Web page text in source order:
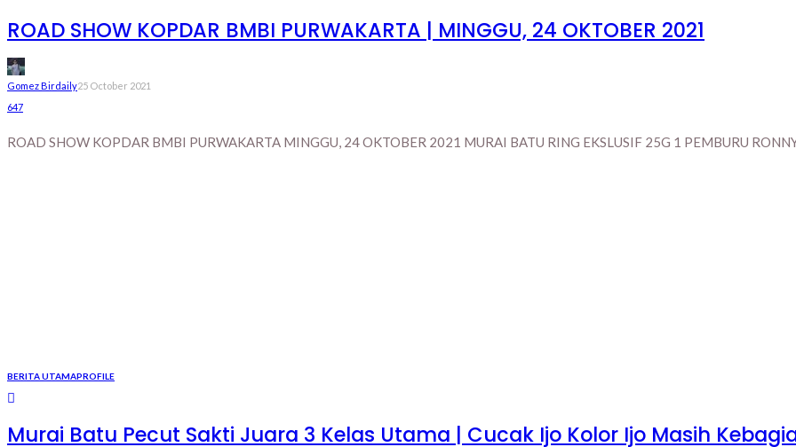
ROAD SHOW KOPDAR BMBI PURWAKARTA | MINGGU, 24 OKTOBER 2021
Gomez Birdaily25 October 2021
647
ROAD SHOW KOPDAR BMBI PURWAKARTA MINGGU, 24 OKTOBER 2021 MURAI BATU RING EKSLUSIF 25G 1 PEMBURU RONNY
BERITA UTAMAPROFILE
Murai Batu Pecut Sakti Juara 3 Kelas Utama | Cucak Ijo Kolor Ijo Masih